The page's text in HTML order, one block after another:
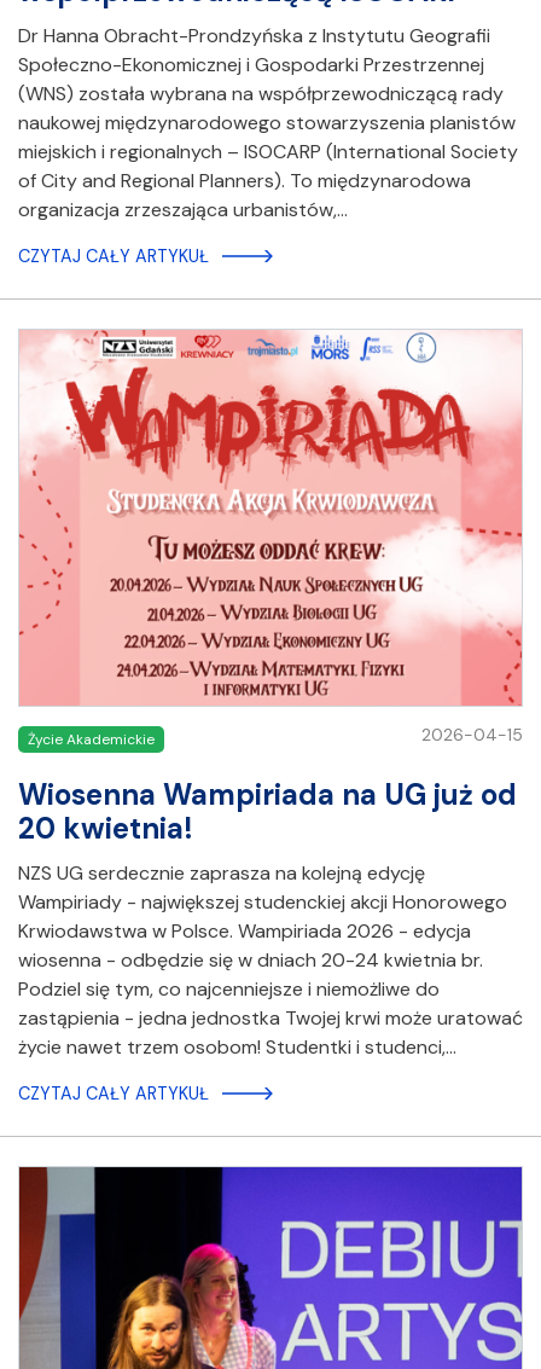
Dr Hanna Obracht-Prondzyńska z Instytutu Geografii
Społeczno-Ekonomicznej i Gospodarki Przestrzennej
(WNS) została wybrana na współprzewodniczącą rady
naukowej międzynarodowego stowarzyszenia planistów
miejskich i regionalnych – ISOCARP (International Society
of City and Regional Planners). To międzynarodowa
organizacja zrzeszająca urbanistów,…
CZYTAJ CAŁY ARTYKUŁ
Życie Akademickie 2026-04-15
Wiosenna Wampiriada na UG już od
20 kwietnia!
NZS UG serdecznie zaprasza na kolejną edycję
Wampiriady - największej studenckiej akcji Honorowego
Krwiodawstwa w Polsce. Wampiriada 2026 - edycja
wiosenna - odbędzie się w dniach 20-24 kwietnia br.
Podziel się tym, co najcenniejsze i niemożliwe do
zastąpienia - jedna jednostka Twojej krwi może uratować
życie nawet trzem osobom! Studentki i studenci,…
CZYTAJ CAŁY ARTYKUŁ